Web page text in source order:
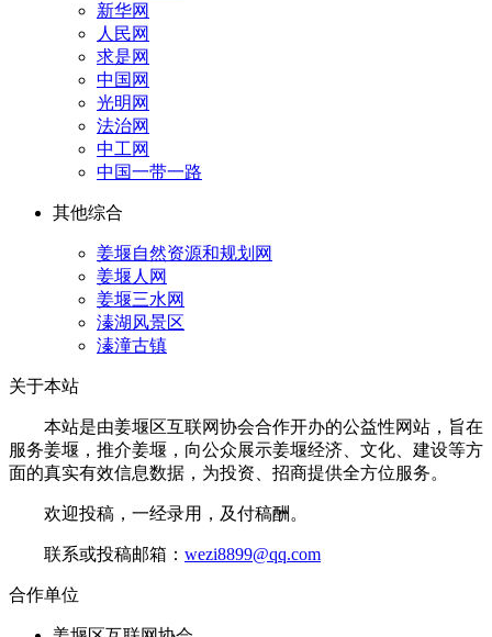
新华网
人民网
求是网
中国网
光明网
法治网
中工网
中国一带一路
其他综合
姜堰自然资源和规划网
姜堰人网
姜堰三水网
溱湖风景区
溱潼古镇
关于本站
本站是由姜堰区互联网协会合作开办的公益性网站，旨在
服务姜堰，推介姜堰，向公众展示姜堰经济、文化、建设等方
面的真实有效信息数据，为投资、招商提供全方位服务。
欢迎投稿，一经录用，及付稿酬。
联系或投稿邮箱： wezi8899@qq.com
合作单位